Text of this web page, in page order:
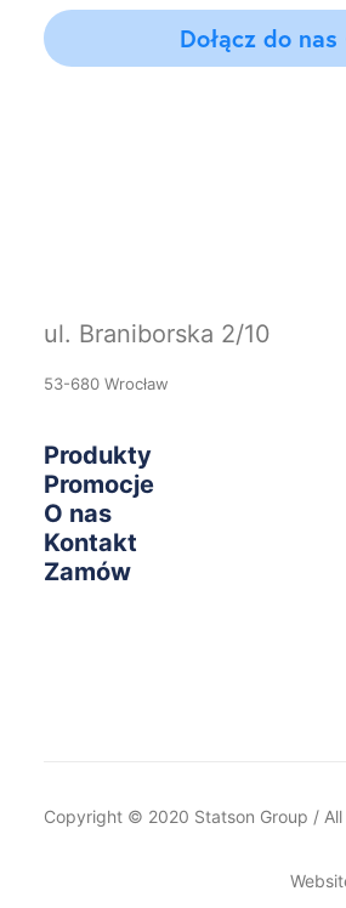
dołącz do
ul. Braniborska 2/10
53-680 Wrocław
Produkty
Promocje
O nas
Kontakt
Zamów
Copyright © 2020 Statson Group /